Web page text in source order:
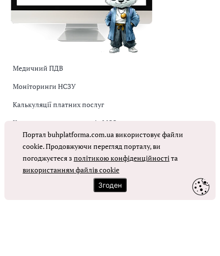
Медичний ПДВ
Моніторинги НСЗУ
Калькуляції платних послуг
Коригувальна накладна від МОЗ
Оплата праці в КНП
ОТРИМАТИ ДОСТУП
Портал buhplatforma.com.ua використовує файли
cookie. Продовжуючи перегляд порталу, ви
погоджуєтеся зполітикою конфіденційностіта
використанням файлів cookie
Згоден